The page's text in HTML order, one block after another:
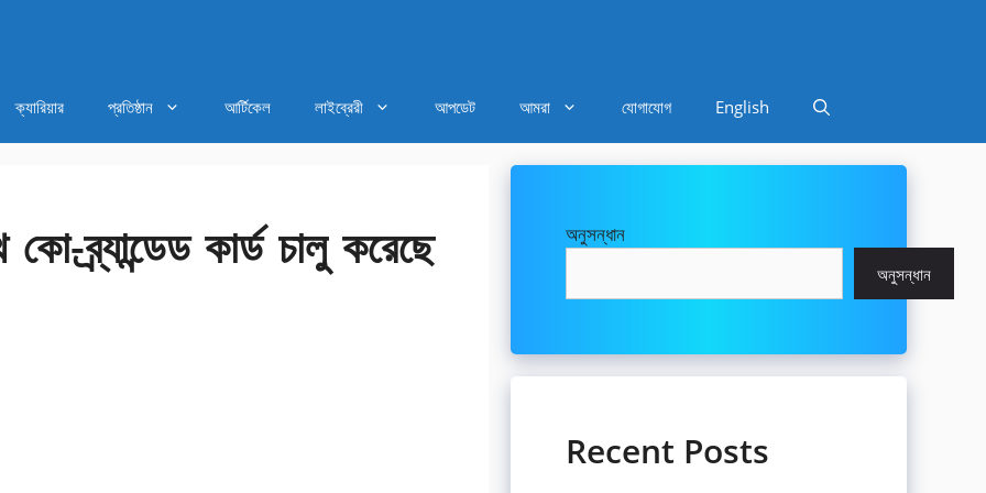
ক্যারিয়ার প্রতিষ্ঠান আর্টিকেল লাইব্রেরী আপডেট আমরা যোগাযোগ English
কো-ব্র্যান্ডেড কার্ড চালু করেছে
অনুসন্ধান
অনুসন্ধান
Recent Posts